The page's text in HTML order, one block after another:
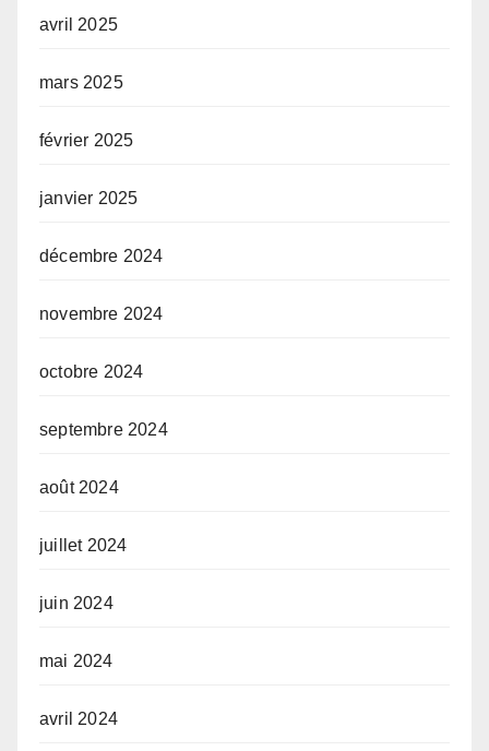
avril 2025
mars 2025
février 2025
janvier 2025
décembre 2024
novembre 2024
octobre 2024
septembre 2024
août 2024
juillet 2024
juin 2024
mai 2024
avril 2024